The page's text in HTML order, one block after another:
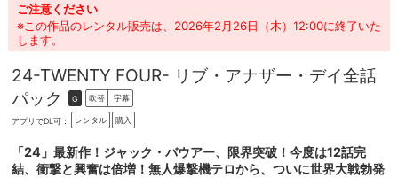
ご注意ください
※この作品のレンタル販売は、2026年2月26日（木）12:00に終了いた
します。
24-TWENTY FOUR- リブ・アナザー・デイ全話
パック
G 吹替 字幕
アプリでDL可： レンタル 購入
「24」最新作！ジャック・バウアー、限界突破！今度は12話完
結、衝撃と興奮は倍増！無人爆撃機テロから、ついに世界大戦勃発